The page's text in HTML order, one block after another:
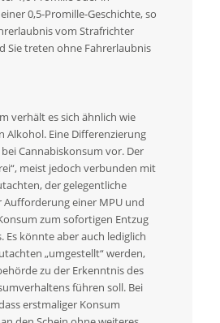
0,5-Promille-Geschichte, so
vom Strafrichter
Sie treten ohne Fahrerlaubnis
verhält es sich ähnlich wie
Alkohol. Eine Differenzierung
Cannabiskonsum vor. Der
meist jedoch verbunden mit
der gelegentliche
einer MPU und
zum sofortigen Entzug
Es könnte aber auch lediglich
„umgestellt“ werden,
zu der Erkenntnis des
führen soll. Bei
erstmaliger Konsum